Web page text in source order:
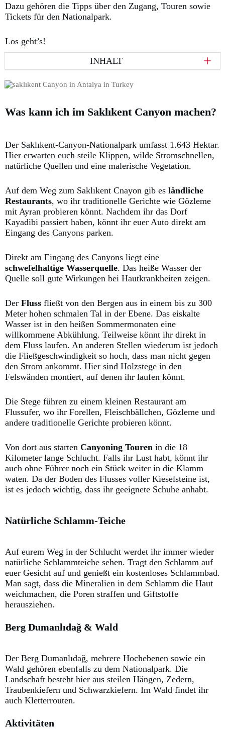
Dazu gehören die Tipps über den Zugang, Touren sowie
Tickets für den Nationalpark.
Los geht’s!
INHALT
Was kann ich im Saklıkent Canyon machen?
Der Saklıkent-Canyon-Nationalpark umfasst 1.643 Hektar.
Hier erwarten euch steile Klippen, wilde Stromschnellen,
natürliche Quellen und eine malerische Vegetation.
Auf dem Weg zum Saklıkent Cnayon gib es ländliche
Restaurants, wo ihr traditionelle Gerichte wie Gözleme
mit Ayran probieren könnt. Nachdem ihr das Dorf
Kayadibi passiert haben, könnt ihr euer Auto direkt am
Eingang des Canyons parken.
Direkt am Eingang des Canyons liegt eine
schwefelhaltige Wasserquelle. Das heiße Wasser der
Quelle soll gute Wirkungen bei Hautkrankheiten zeigen.
Der Fluss fließt von den Bergen aus in einem bis zu 300
Meter hohen schmalen Tal in der Ebene. Das eiskalte
Wasser ist in den heißen Sommermonaten eine
willkommene Abkühlung. Teilweise könnt ihr direkt in
dem Fluss laufen. An anderen Stellen wiederum ist jedoch
die Fließgeschwindigkeit so hoch, dass man nicht gegen
den Strom ankommt. Hier sind Holzstege in den
Felswänden montiert, auf denen ihr laufen könnt.
Die Stege führen zu einem kleinen Restaurant am
Flussufer, wo ihr Forellen, Fleischbällchen, Gözleme und
andere traditionelle Gerichte probieren könnt.
Von dort aus starten Canyoning Touren in die 18
Kilometer lange Schlucht. Falls ihr Lust habt, könnt ihr
auch ohne Führer noch ein Stück weiter in die Klamm
waten. Da der Boden des Flusses voller Kieselsteine ist,
ist es jedoch wichtig, dass ihr geeignete Schuhe anhabt.
Natürliche Schlamm-Teiche
Auf eurem Weg in der Schlucht werdet ihr immer wieder
natürliche Schlammteiche sehen. Tragt den Schlamm auf
euer Gesicht auf und genießt ein kostenloses Schlammbad.
Man sagt, dass die Mineralien in dem Schlamm die Haut
weichmachen, die Poren straffen und Giftstoffe
herausziehen.
Berg Dumanlıdağ & Wald
Der Berg Dumanlıdağ, mehrere Hochebenen sowie ein
Wald gehören ebenfalls zu dem Nationalpark. Die
Landschaft besteht hier aus steilen Hängen, Zedern,
Traubenkiefern und Schwarzkiefern. Im Wald findet ihr
auch Kletterrouten.
Aktivitäten